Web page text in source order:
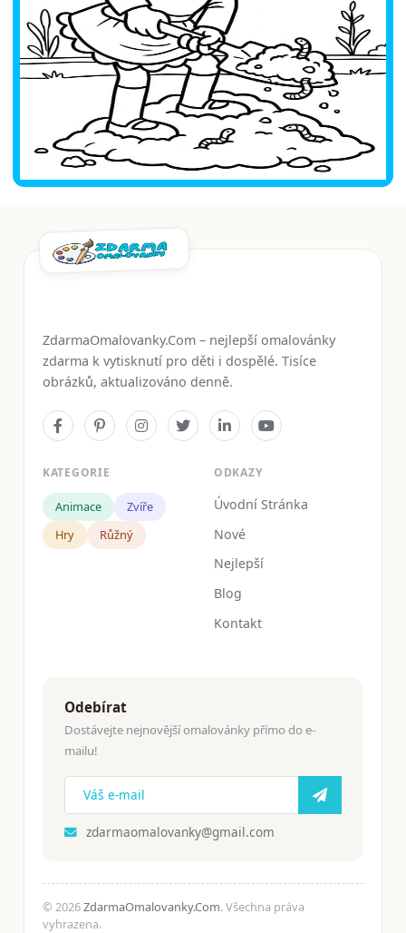
ZdarmaOmalovanky.Com – nejlepší omalovánky
zdarma k vytisknutí pro děti i dospělé. Tisíce
obrázků, aktualizováno denně.
KATEGORIE
Animace
Zvíře
Hry
Růžný
ODKAZY
Úvodní Stránka
Nové
Nejlepší
Blog
Kontakt
Odebírat
Dostávejte nejnovější omalovánky přímo do e-
mailu!
zdarmaomalovanky@gmail.com
© 2026ZdarmaOmalovanky.Com. Všechna práva
vyhrazena.